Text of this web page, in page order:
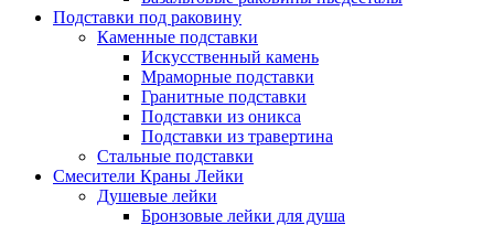
Подставки под раковину
Каменные подставки
Искусственный камень
Мраморные подставки
Гранитные подставки
Подставки из оникса
Подставки из травертина
Стальные подставки
Смесители Краны Лейки
Душевые лейки
Бронзовые лейки для душа